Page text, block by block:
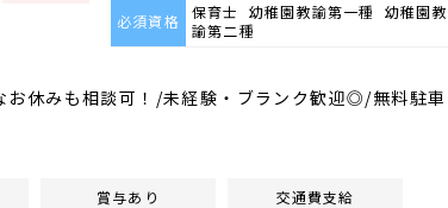
必須資格
保育士 幼稚園教諭第一種 幼稚園教
諭第二種
休みも相談可！/未経験・ブランク歓迎◎/無料駐車
賞与あり 交通費支給